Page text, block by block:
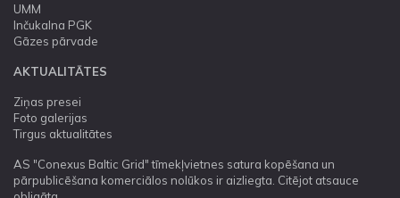
UMM
Inčukalna PGK
Gāzes pārvade
AKTUALITĀTES
Ziņas presei
Foto galerijas
Tirgus aktualitātes
AS "Conexus Baltic Grid" tīmekļvietnes satura kopēšana un
pārpublicēšana komerciālos nolūkos ir aizliegta. Citējot atsauce